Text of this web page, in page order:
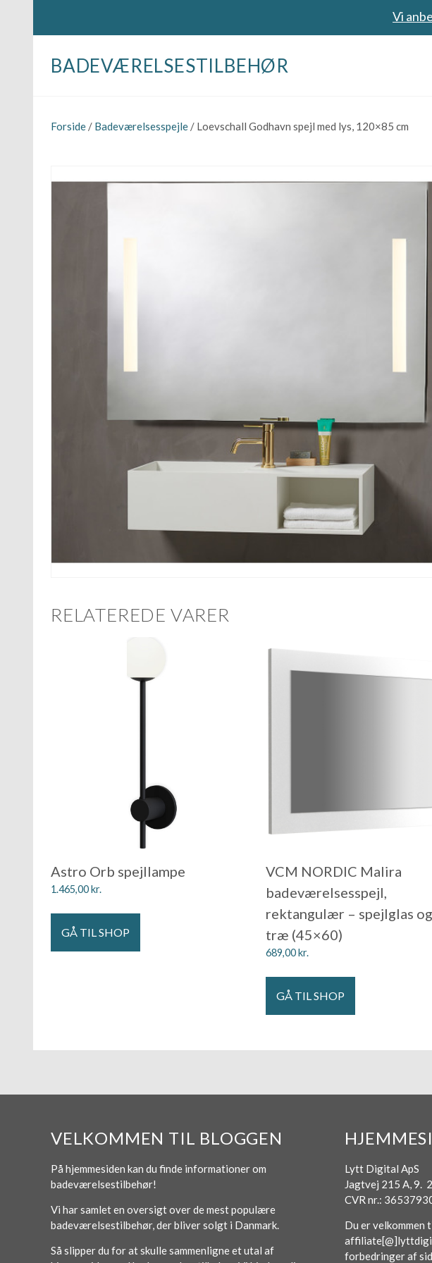
Vi
BADEVÆRELSESTILBEHØR
Forside / Badeværelsesspejle / Loevschall Godhavn spejl med lys, 120×85 cm
RELATEREDE VARER
Astro Orb spejllampe
1.465,00kr.
GÅ TIL SHOP
VCM NORDIC Malira
badeværelsesspejl,
rektangulær – spejlglas
træ (45×60)
689,00kr.
GÅ TIL SHOP
VELKOMMEN TIL BLOGGEN
På hjemmesiden kan du finde informationer om
badeværelsestilbehør!
Vi har samlet en oversigt over de mest populære
badeværelsestilbehør, der bliver solgt i Danmark.
Så slipper du for at skulle sammenligne et utal af
Lytt Digital ApS
Jagtvej 215 A, 9.
CVR nr.:
Du er velkommen
forbedringer af